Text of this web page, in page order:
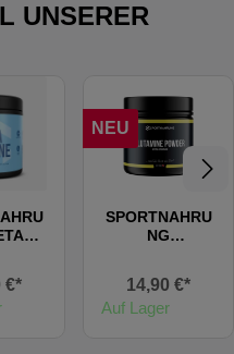
UNSERER
€*
NEU
SPORTNAHRU
NG
(NEW)
14,90 €*
Auf Lager